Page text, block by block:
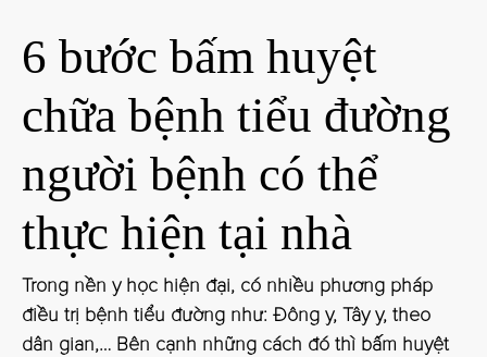
6 bước bấm huyệt
chữa bệnh tiểu đường
người bệnh có thể
thực hiện tại nhà
Trong nền y học hiện đại, có nhiều phương pháp
điều trị bệnh tiểu đường như: Đông y, Tây y, theo
dân gian,… Bên cạnh những cách đó thì bấm huyệt